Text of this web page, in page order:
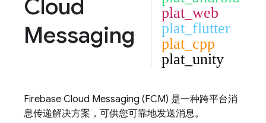
Cloud
Messaging
plat_web
plat_flutter
plat_cpp
plat_unity
Firebase Cloud Messaging (FCM) 是一种跨平台消
息传递解决方案，可供您可靠地发送消息。